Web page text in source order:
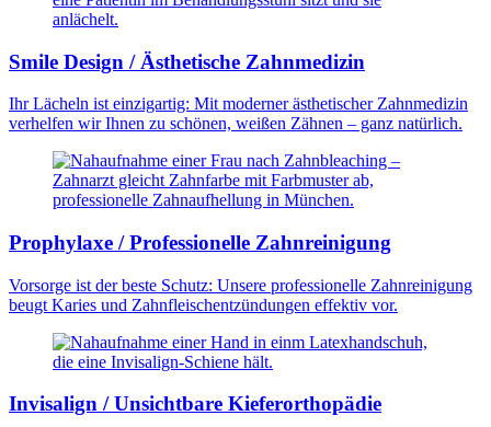
Smile Design / Ästhetische Zahnmedizin
Ihr Lächeln ist einzigartig: Mit moderner ästhetischer Zahnmedizin
verhelfen wir Ihnen zu schönen, weißen Zähnen – ganz natürlich.
Prophylaxe / Professionelle Zahnreinigung
Vorsorge ist der beste Schutz: Unsere professionelle Zahnreinigung
beugt Karies und Zahnfleischentzündungen effektiv vor.
Invisalign / Unsichtbare Kieferorthopädie